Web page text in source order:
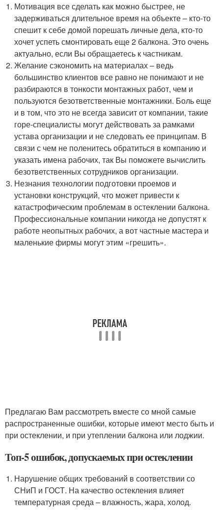
Мотивация все сделать как можно быстрее, не
задерживаться длительное время на объекте – кто-то
спешит к себе домой порешать личные дела, кто-то
хочет успеть смонтировать еще 2 балкона. Это очень
актуально, если Вы обращаетесь к частникам.
Желание сэкономить на материалах – ведь
большинство клиентов все равно не понимают и не
разбираются в тонкости монтажных работ, чем и
пользуются безответственные монтажники. Боль еще
и в том, что это не всегда зависит от компании, такие
горе-специалисты могут действовать за рамками
устава организации и не следовать ее принципам. В
связи с чем не поленитесь обратиться в компанию и
указать имена рабочих, так Вы поможете вычислить
безответственных сотрудников организации.
Незнания технологии подготовки проемов и
установки конструкций, что может привести к
катастрофическим проблемам в остеклении балкона.
Профессиональные компании никогда не допустят к
работе неопытных рабочих, а вот частные мастера и
маленькие фирмы могут этим «грешить».
Предлагаю Вам рассмотреть вместе со мной самые
распространенные ошибки, которые имеют место быть и
при остеклении, и при утеплении балкона или лоджии.
Топ-5 ошибок, допускаемых при остеклении
Нарушение общих требований в соответствии со
СНиП и ГОСТ. На качество остекления влияет
температурная среда – влажность, жара, холод.